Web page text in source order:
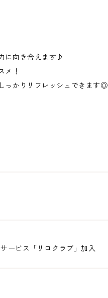
に向き合えます♪
メ！
っかりリフレッシュできます◎
ービス「リロクラブ」加入